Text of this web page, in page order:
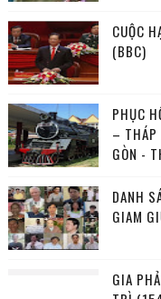
CUỘC
(BBC)
PHỤC
– THÁP
GÒN -
DANH
GIAM
GIA